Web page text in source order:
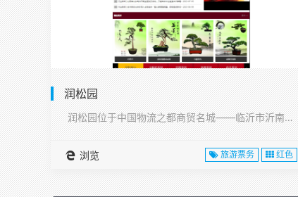
润松园
润松园位于中国物流之都商贸名城——临沂市沂南县,···
浏览 旅游票务 红色